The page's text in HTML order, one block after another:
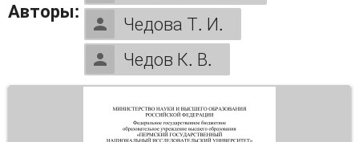
Авторы:
Чедова Т. И.
Чедов К. В.